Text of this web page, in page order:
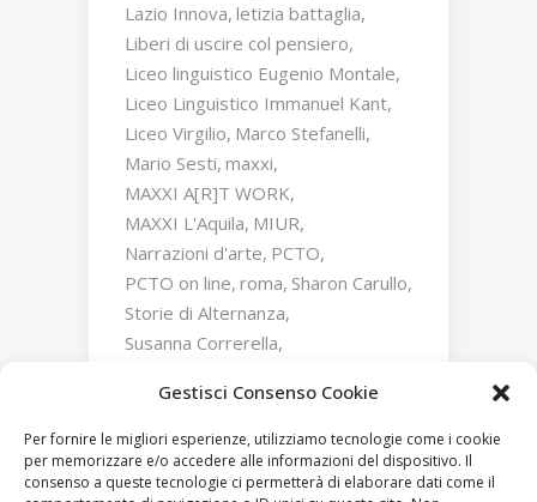
Gestisci Consenso Cookie
Per fornire le migliori esperienze, utilizziamo tecnologie come i cookie
per memorizzare e/o accedere alle informazioni del dispositivo. Il
consenso a queste tecnologie ci permetterà di elaborare dati come il
Lazio Innova letizia battaglia
Liberi di uscire col pensiero
Liceo linguistico Eugenio Montale
Liceo Linguistico Immanuel Kant
Liceo Virgilio Marco Stefanelli
Mario Sesti maxxi
MAXXI A[R]T WORK
MAXXI L'Aquila MIUR
Narrazioni d'arte PCTO
PCTO on line roma Sharon Carullo
Storie di Alternanza
Susanna Correrella
William Kentridge Zaha Hadid